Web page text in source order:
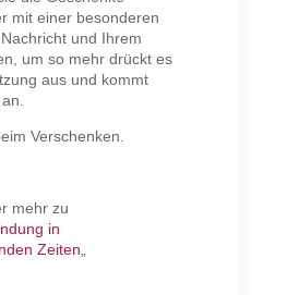
mit einer besonderen
und Ihrem
um so mehr drückt es
aus und kommt
Verschenken.
mehr zu
in
Zeiten